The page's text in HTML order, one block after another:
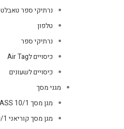
נרתיקי ספר טאבלט
טלפון
נרתיקי ספר
כיסויים לAir Tag
כיסויים לשעונים
מגני מסך
מגן מסך GLASS 10/1
מגן מסך קוריאני 10/1